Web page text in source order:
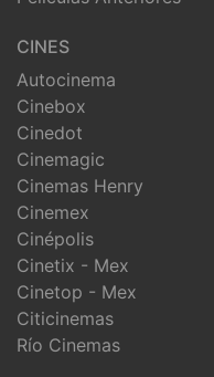
CINES
Autocinema
Cinebox
Cinedot
Cinemagic
Cinemas Henry
Cinemex
Cinépolis
Cinetix - Mex
Cinetop - Mex
Citicinemas
Río Cinemas